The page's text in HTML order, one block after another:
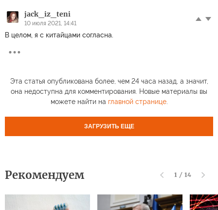
jack_iz_teni
10 июля 2021, 14:41
В целом, я с китайцами согласна.
Эта статья опубликована более, чем 24 часа назад, а значит,
она недоступна для комментирования. Новые материалы вы
можете найти на главной странице.
ЗАГРУЗИТЬ ЕЩЕ
Рекомендуем 1 / 14